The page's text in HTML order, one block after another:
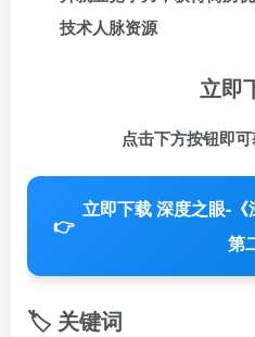
技术人脉资源
立即
点击下方按钮即
👉
立即下载 深度之眼-
第
🏷️ 关键词